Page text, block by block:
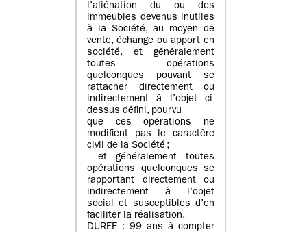
l’aliénation du ou des
immeubles devenus inutiles
à la Société, au moyen de
vente, échange ou apport en
société, et généralement
toutes opérations
quelconques pouvant se
rattacher directement ou
indirectement à l’objet ci-
dessus défini, pourvu
que ces opérations ne
modifient pas le caractère
civil de la Société ;
- et généralement toutes
opérations quelconques se
rapportant directement ou
indirectement à l’objet
social et susceptibles d’en
faciliter la réalisation.
DUREE : 99 ans à compter